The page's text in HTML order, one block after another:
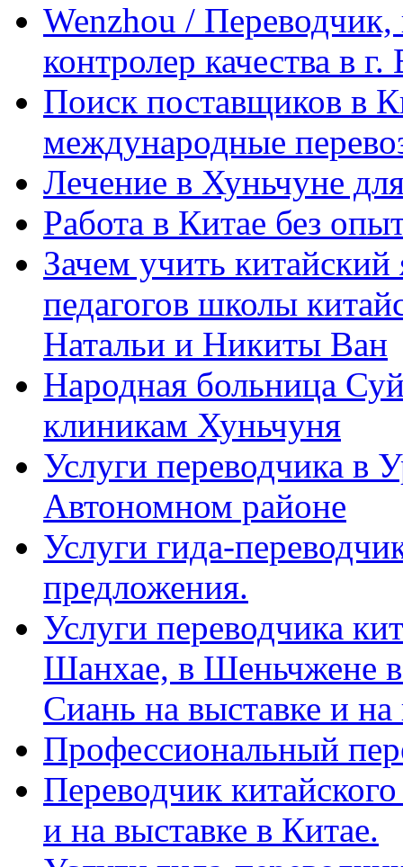
Wenzhou / Переводчик,
контролер качества в
Поиск поставщиков в
международные
Лечение в Хуньчуне
Работа в Китае без
Зачем учить
педагогов школы
Натальи и Никиты Ван
Народная больница
клиникам Хуньчуня
Услуги переводчика в
Автономном районе
Услуги гида-
предложения.
Услуги переводчика
Шанхае, в Шеньчжене
Сиань на выставке и
Профессиональный
Переводчик
и на выставке в Китае.